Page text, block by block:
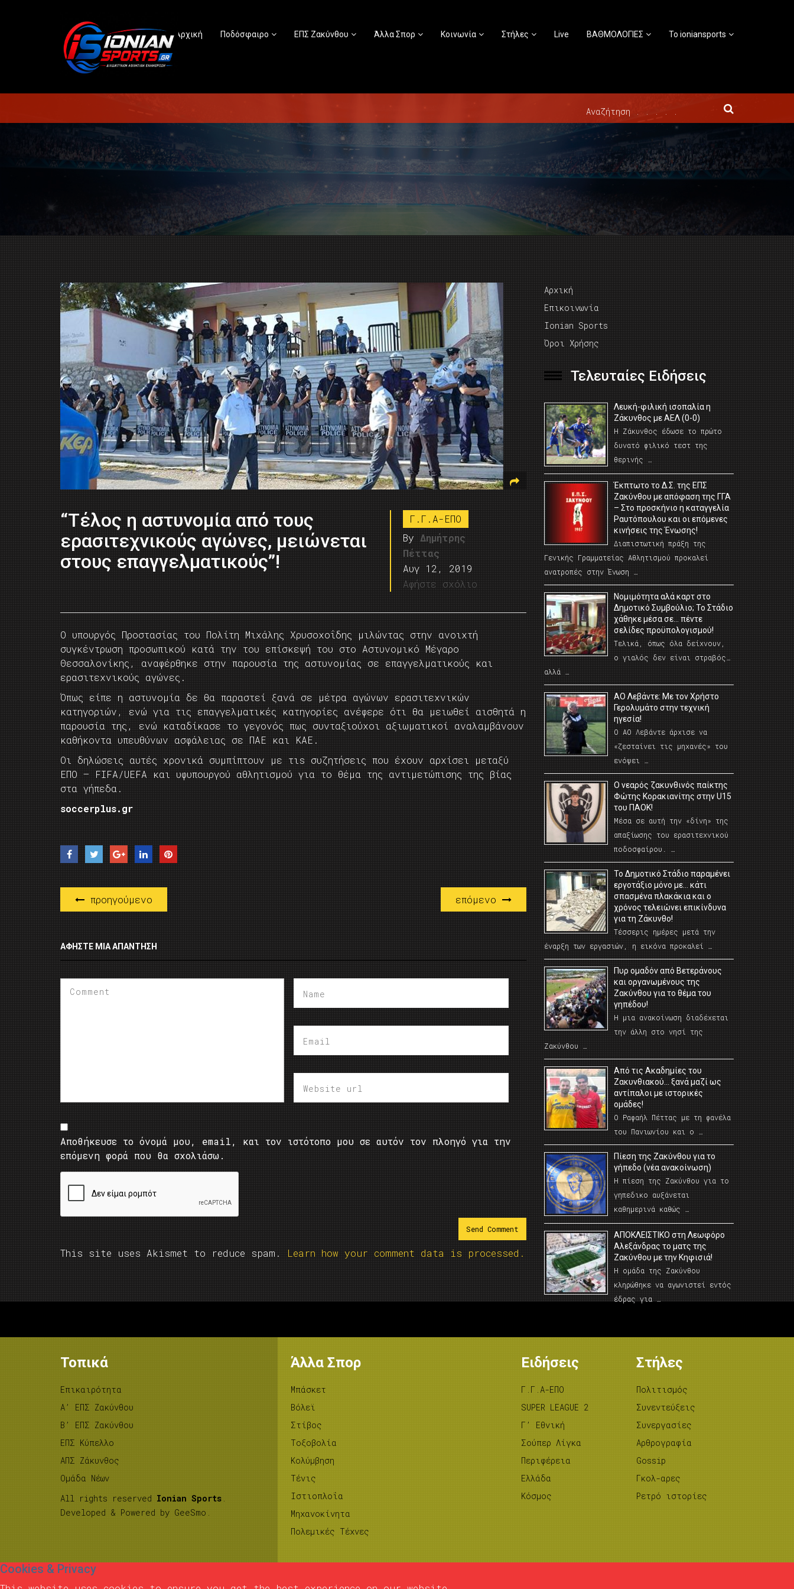
Αρχική Ποδόσφαιρο ΕΠΣ Ζακύνθου Άλλα Σπορ Κοινωνία Στήλες Live ΒΑΘΜΟΛΟΓΙΕΣ Το ioniansports
“Τέλος η αστυνομία από τους
ερασιτεχνικούς αγώνες, μειώνεται
στους επαγγελματικούς”!
Γ.Γ.Α-ΕΠΟ
By Δημήτρης
Πέττας
Αυγ 12, 2019
Αφήστε σχόλιο
Ο υπουργός Προστασίας του Πολίτη Μιχάλης Χρυσοχοΐδης μιλώντας στην ανοιχτή
συγκέντρωση προσωπικού κατά την του επίσκεψή του στο Αστυνομικό Μέγαρο
Θεσσαλονίκης, αναφέρθηκε στην παρουσία της αστυνομίας σε επαγγελματικούς και
ερασιτεχνικούς αγώνες.
Όπως είπε η αστυνομία δε θα παραστεί ξανά σε μέτρα αγώνων ερασιτεχνικών
κατηγοριών, ενώ για τις επαγγελματικές κατηγορίες ανέφερε ότι θα μειωθεί αισθητά η
παρουσία της, ενώ καταδίκασε το γεγονός πως συνταξιούχοι αξιωματικοί αναλαμβάνουν
καθήκοντα υπευθύνων ασφάλειας σε ΠΑΕ και ΚΑΕ.
Οι δηλώσεις αυτές χρονικά συμπίπτουν με τιs συζητήσεις που έχουν αρχίσει μεταξύ
ΕΠΟ – FIFA/UEFA και υφυπουργού αθλητισμού για το θέμα της αντιμετώπισης της βίας
στα γήπεδα.
soccerplus.gr
προηγούμενο επόμενο
ΑΦΉΣΤΕ ΜΙΑ ΑΠΆΝΤΗΣΗ
Αποθήκευσε το όνομά μου, email, και τον ιστότοπο μου σε αυτόν τον πλοηγό για την
επόμενη φορά που θα σχολιάσω.
This site uses Akismet to reduce spam. Learn how your comment data is processed.
Αρχική
Επικοινωνία
Ionian Sports
Όροι Χρήσης
Τελευταίες Ειδήσεις
Λευκή-φιλική ισοπαλία η
Ζάκυνθος με ΑΕΛ (0-0)
Η Ζάκυνθος έδωσε το πρώτο
δυνατό φιλικό τεστ της
θερινής …
Έκπτωτο το Δ.Σ. της ΕΠΣ
Ζακύνθου με απόφαση της ΓΓΑ
– Στο προσκήνιο η καταγγελία
Ραυτόπουλου και οι επόμενες
κινήσεις της Ένωσης!
Διαπιστωτική πράξη της
Γενικής Γραμματείας Αθλητισμού προκαλεί
ανατροπές στην Ένωση …
Νομιμότητα αλά καρτ στο
Δημοτικό Συμβούλιο; Το Στάδιο
χάθηκε μέσα σε… πέντε
σελίδες προϋπολογισμού!
Τελικά, όπως όλα δείχνουν,
ο γιαλός δεν είναι στραβός…
αλλά …
ΑΟ Λεβάντε: Με τον Χρήστο
Γερολυμάτο στην τεχνική
ηγεσία!
Ο ΑΟ Λεβάντε άρχισε να
«ζεσταίνει τις μηχανές» του
ενόψει …
O νεαρός ζακυνθινός παίκτης
Φώτης Κορακιανίτης στην U15
του ΠΑΟΚ!
Μέσα σε αυτή την «δίνη» της
απαξίωσης του ερασιτεχνικού
ποδοσφαίρου. …
Το Δημοτικό Στάδιο παραμένει
εργοτάξιο μόνο με… κάτι
σπασμένα πλακάκια και ο
χρόνος τελειώνει επικίνδυνα
για τη Ζάκυνθο!
Τέσσερις ημέρες μετά την
έναρξη των εργασιών, η εικόνα προκαλεί …
Πυρ ομαδόν από Βετεράνους
και οργανωμένους της
Ζακύνθου για το θέμα του
γηπέδου!
Η μια ανακοίνωση διαδέχεται
την άλλη στο νησί της
Ζακύνθου …
Από τις Ακαδημίες του
Ζακυνθιακού… ξανά μαζί ως
αντίπαλοι με ιστορικές
ομάδες!
Ο Ραφαήλ Πέττας με τη φανέλα
του Πανιωνίου και ο …
Πίεση της Ζακύνθου για το
γήπεδο (νέα ανακοίνωση)
Η πίεση της Ζακύνθου για το
γηπεδικο αυξάνεται
καθημερινά καθώς …
AΠΟΚΛΕΙΣΤΙΚΟ στη Λεωφόρο
Αλεξάνδρας το ματς της
Ζακύνθου με την Κηφισιά!
Η ομάδα της Ζακύνθου
κληρώθηκε να αγωνιστεί εντός
έδρας για …
Τοπικά
Επικαιρότητα
A’ ΕΠΣ Ζακύνθου
B’ ΕΠΣ Ζακύνθου
ΕΠΣ Κύπελλο
ΑΠΣ Ζάκυνθος
Ομάδα Νέων
All rights reserved Ionian Sports .
Developed & Powered by GeeSmo .
Άλλα Σπορ
Μπάσκετ
Βόλεϊ
Στίβος
Tοξοβολία
Κολύμβηση
Τένις
Ιστιοπλοΐα
Μηχανοκίνητα
Πολεμικές Τέχνες
Ειδήσεις
Γ.Γ.Α-ΕΠΟ
SUPER LEAGUE 2
Γ’ Εθνική
Σούπερ Λίγκα
Περιφέρεια
Ελλάδα
Κόσμος
Στήλες
Πολιτισμός
Συνεντεύξεις
Συνεργασίες
Αρθρογραφία
Gossip
Γκολ-αρες
Ρετρό ιστορίες
Cookies & Privacy